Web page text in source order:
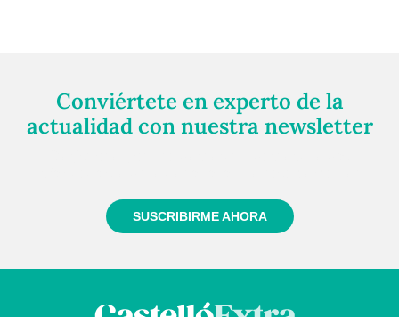
Conviértete en experto de la
actualidad con nuestra newsletter
SUSCRIBIRME AHORA